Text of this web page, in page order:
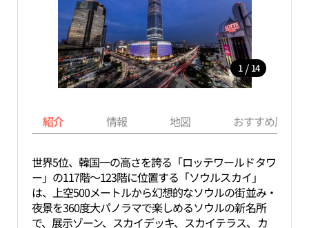
1 / 14
紹介 情報 地図 おすすめ周辺
世界5位、韓国一の高さを誇る「ロッテワールドタワ
ー」の117階～123階に位置する「ソウルスカイ」
は、上空500メートルから幻想的なソウルの街並み・
夜景を360度大パノラマで楽しめるソウルの新名所
で、展示ゾーン、スカイデッキ、スカイテラス、カ